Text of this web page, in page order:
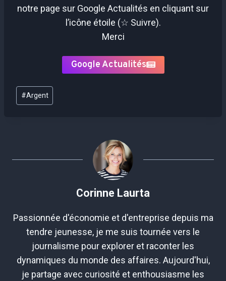
notre page sur Google Actualités en cliquant sur
l’icône étoile (☆ Suivre).
Merci
Google Actualités
Étiquettes
de
#Argent
Corinne Laurta
Passionnée d'économie et d'entreprise depuis ma
tendre jeunesse, je me suis tournée vers le
journalisme pour explorer et raconter les
dynamiques du monde des affaires. Aujourd'hui,
je partage avec curiosité et enthousiasme les